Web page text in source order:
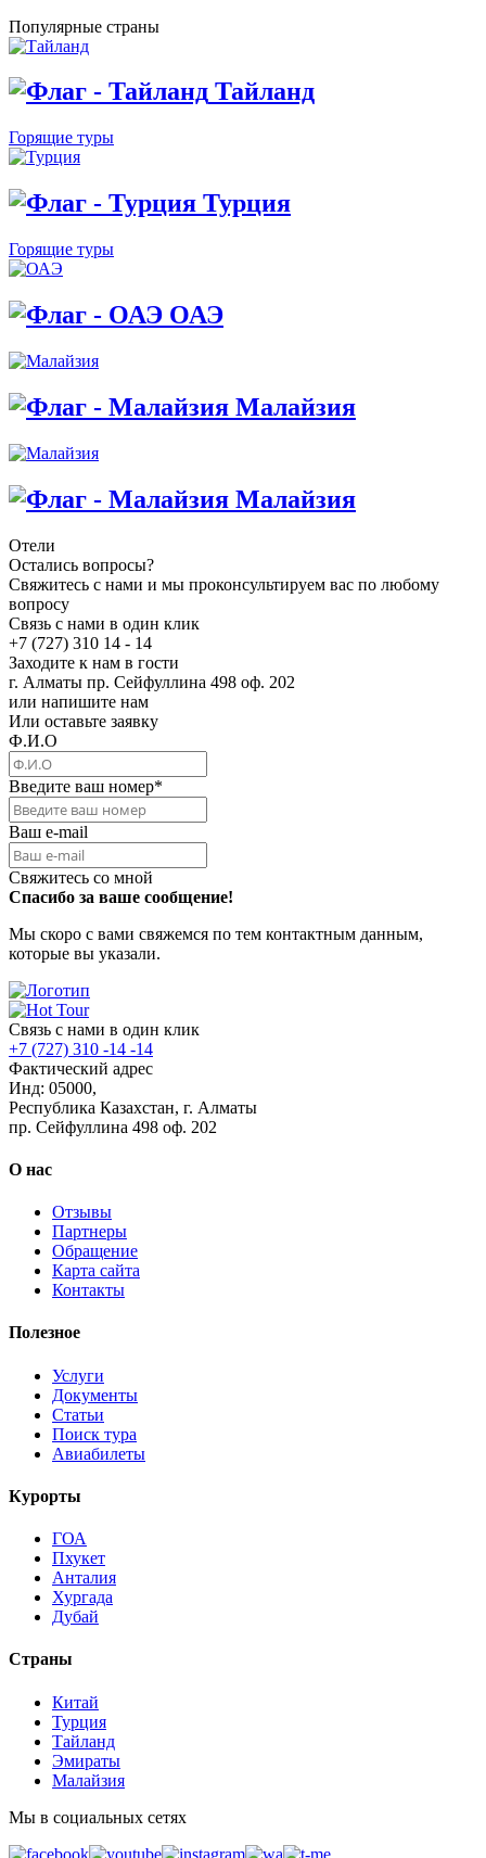
Популярные страны
Тайланд
Горящие туры
Турция
Горящие туры
ОАЭ
Малайзия
Малайзия
Отели
Остались вопросы?
Свяжитесь с нами и мы проконсультируем вас по любому
вопросу
Связь с нами в один клик
+7 (727) 310 14 - 14
Заходите к нам в гости
г. Алматы пр. Сейфуллина 498 оф. 202
или напишите нам
Или оставьте заявку
Ф.И.О
Введите ваш номер*
Ваш e-mail
Свяжитесь со мной
Спасибо за ваше сообщение!
Мы скоро с вами свяжемся по тем контактным данным,
которые вы указали.
Связь с нами в один клик
+7 (727) 310 -14 -14
Фактический адрес
Инд: 05000,
Республика Казахстан, г. Алматы
пр. Сейфуллина 498 оф. 202
О нас
Отзывы
Партнеры
Обращение
Карта сайта
Контакты
Полезное
Услуги
Документы
Статьи
Поиск тура
Авиабилеты
Курорты
ГОА
Пхукет
Анталия
Хургада
Дубай
Страны
Китай
Турция
Тайланд
Эмираты
Малайзия
Мы в социальных сетях